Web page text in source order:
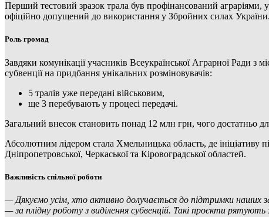
Перший тестовий зразок трала був профінансований
офіційно допущений до використання у Збройних силах
Роль громад
Завдяки комунікації учасників Всеукраїнської Аграрної Ради
субвенції на придбання унікальних розміновувачів:
5 тралів уже передані військовим,
ще 3 перебувають у процесі передачі.
Загальний внесок становить понад 12 млн грн, чого достатньо
Абсолютним лідером стала Хмельницька область, де ініціативу
Дніпропетровської, Черкаської та Кіровоградської областей.
Важливість спільної роботи
— Дякуємо усім, хто активно долучається до підтримки наших
— за плідну роботу з виділення субвенцій. Такі проєкти